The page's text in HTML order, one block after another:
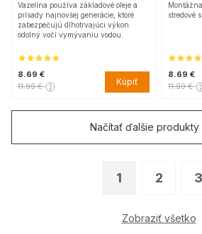
Vazelína používa základové oleje a
prísady najnovšej generácie, ktoré
zabezpečujú dlhotrvajúci výkon
odolný voči vymývaniu vodou.
8.69 €
11.99 € Kúpiť
stredové
8.69 €
11.99 €
1 2 3
Zobraziť všetko
Načítať ďalšie produkty